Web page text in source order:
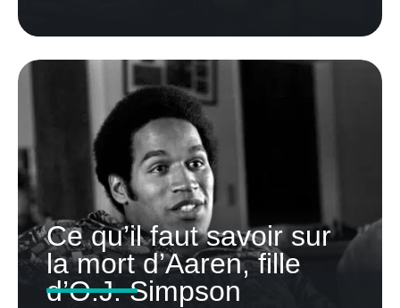
Ce qu’il faut savoir sur
la mort d’Aaren, fille
d’O.J. Simpson